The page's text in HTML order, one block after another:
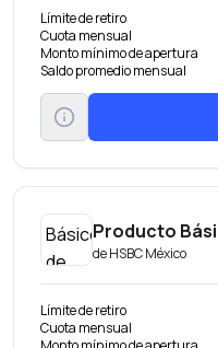
Límite de retiro
Cuota mensual
Monto mínimo de apertura
Saldo promedio mensual
Producto
deHSBC México
Límite de retiro
Cuota mensual